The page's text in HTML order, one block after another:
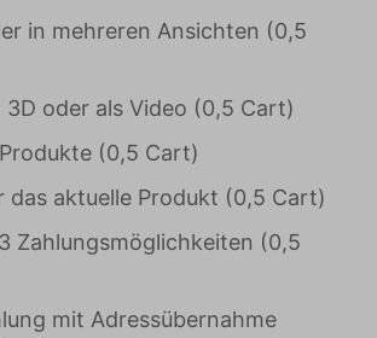
in mehreren Ansichten (0,5
3D oder als Video (0,5 Cart)
(0,5 Cart)
das aktuelle Produkt (0,5 Cart)
Zahlungsmöglichkeiten (0,5
mit Adressübernahme